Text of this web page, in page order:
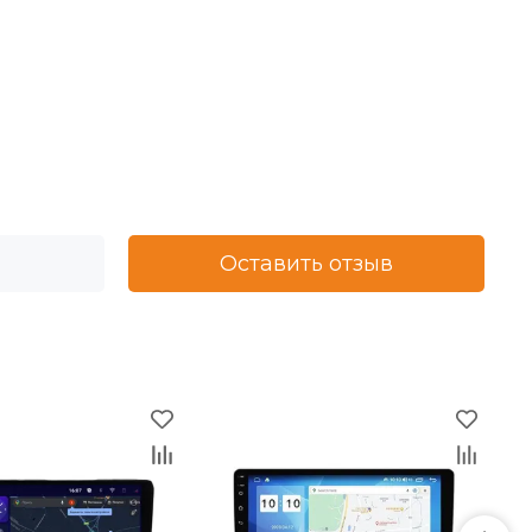
Оставить отзыв